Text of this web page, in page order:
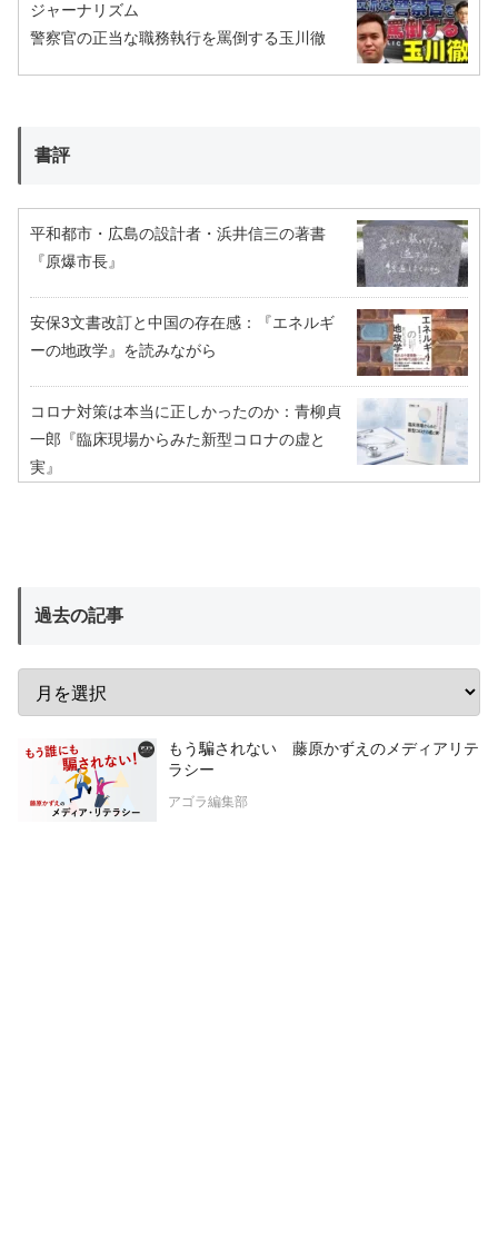
ジャーナリズム
警察官の正当な職務執行を罵倒する玉川徹
書評
平和都市・広島の設計者・浜井信三の著書
『原爆市長』
安保3文書改訂と中国の存在感：『エネルギ
ーの地政学』を読みながら
コロナ対策は本当に正しかったのか：青柳貞
一郎『臨床現場からみた新型コロナの虚と
実』
過去の記事
もう騙されない 藤原かずえのメディアリテ
ラシー
アゴラ編集部